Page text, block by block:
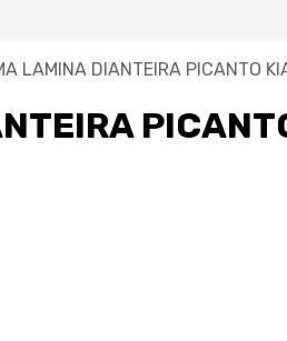
LAMINA DIANTEIRA PICANTO